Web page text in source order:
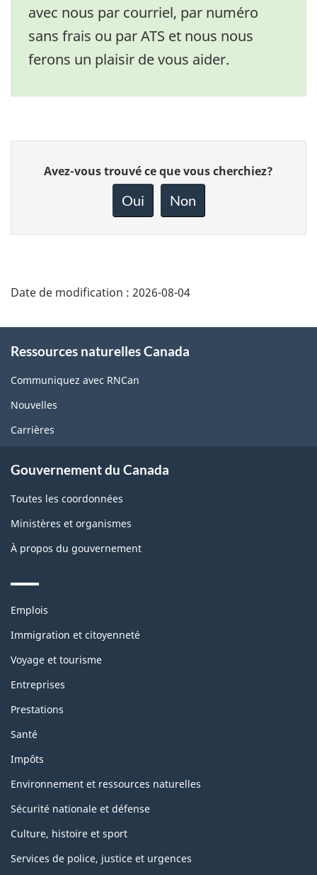
avec nous par courriel, par numéro
sans frais ou par ATS et nous nous
ferons un plaisir de vous aider.
Donnez
votre
page
Avez-vous trouvé ce que vous cherchiez?
Oui Non
Date de modification : 2026-08-04
this
site
Ressources naturelles Canada
Communiquez avec RNCan
Nouvelles
Carrières
Gouvernement du Canada
Toutes les coordonnées
Ministères et organismes
À propos du gouvernement
Themes
topics
Emplois
Immigration et citoyenneté
Voyage et tourisme
Entreprises
Prestations
Santé
Impôts
Environnement et ressources naturelles
Sécurité nationale et défense
Culture, histoire et sport
Services de police, justice et urgences